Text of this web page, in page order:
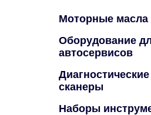
Моторные масла
Оборудование
автосервисов
Диагностические
сканеры
Наборы